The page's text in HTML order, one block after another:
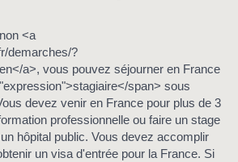
<a
demarches/?
a>, vous pouvez séjourner en France
span> sous
devez venir en France pour plus de 3
professionnelle ou faire un stage
hôpital public. Vous devez accomplir
un visa d'entrée pour la France. Si